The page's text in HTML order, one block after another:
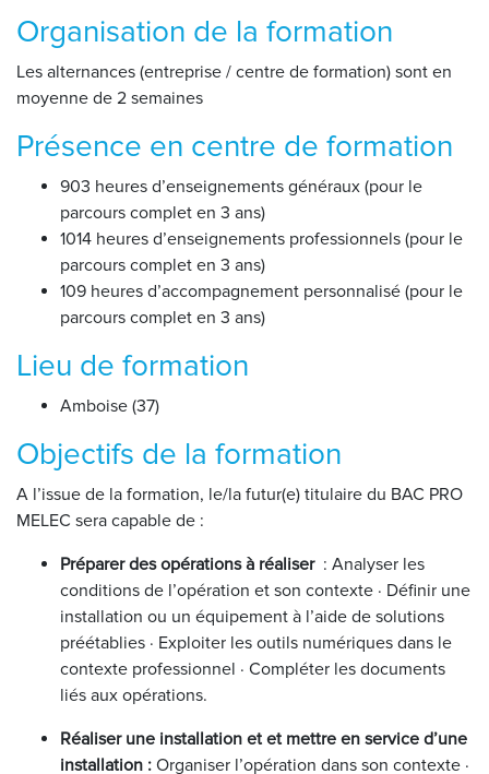
Organisation de la formation
Les alternances (entreprise / centre de formation) sont en
moyenne de 2 semaines
Présence en centre de formation
903 heures d’enseignements généraux (pour le
parcours complet en 3 ans)
1014 heures d’enseignements professionnels (pour le
parcours complet en 3 ans)
109 heures d’accompagnement personnalisé (pour le
parcours complet en 3 ans)
Lieu de formation
Amboise (37)
Objectifs de la formation
A l’issue de la formation, le/la futur(e) titulaire du BAC PRO
MELEC sera capable de :
Préparer des opérations à réaliser: Analyser les
conditions de l’opération et son contexte · Définir une
installation ou un équipement à l’aide de solutions
préétablies · Exploiter les outils numériques dans le
contexte professionnel · Compléter les documents
liés aux opérations.
Réaliser une installation et et mettre en service d’une
installation : Organiser l’opération dans son contexte ·